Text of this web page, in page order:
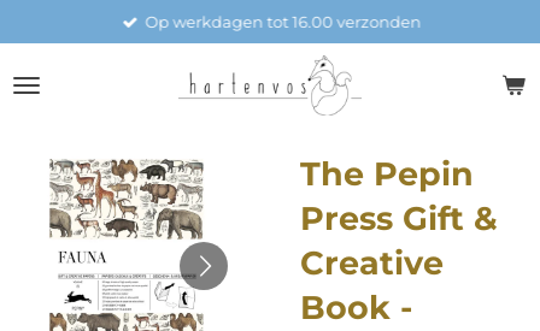
naar
Op werkdagen tot 16.00 verzonden
The Pepin
Press Gift &
Creative
Book -